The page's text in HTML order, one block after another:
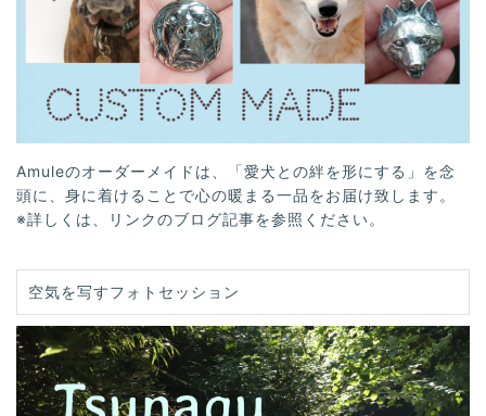
Amuleのオーダーメイドは、「愛犬との絆を形にする」を念
頭に、身に着けることで心の暖まる一品をお届け致します。
※詳しくは、リンクのブログ記事を参照ください。
空気を写すフォトセッション